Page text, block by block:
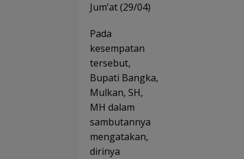
Jum’at (29/04)
Pada
kesempatan
tersebut,
Bupati Bangka,
Mulkan, SH,
MH dalam
sambutannya
mengatakan,
dirinya